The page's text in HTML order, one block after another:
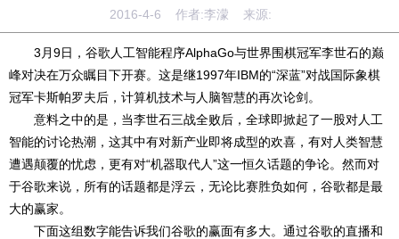
2016-4-6 作者:李濛 来源:
3月9日，谷歌人工智能程序AlphaGo与世界围棋冠军李世石的巅
峰对决在万众瞩目下开赛。这是继1997年IBM的“深蓝”对战国际象棋
冠军卡斯帕罗夫后，计算机技术与人脑智慧的再次论剑。
意料之中的是，当李世石三战全败后，全球即掀起了一股对人工
智能的讨论热潮，这其中有对新产业即将成型的欢喜，有对人类智慧
遭遇颠覆的忧虑，更有对“机器取代人”这一恒久话题的争论。然而对
于谷歌来说，所有的话题都是浮云，无论比赛胜负如何，谷歌都是最
大的赢家。
下面这组数字能告诉我们谷歌的赢面有多大。通过谷歌的直播和